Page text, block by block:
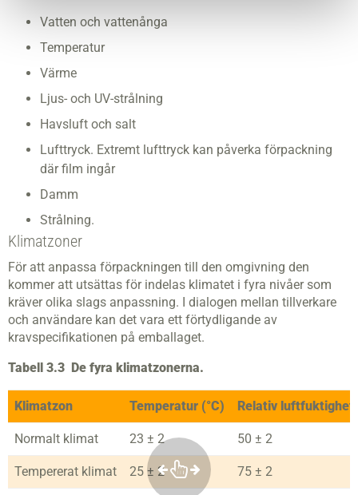
Vatten och vattenånga
Temperatur
Värme
Ljus- och UV-strålning
Havsluft och salt
Lufttryck. Extremt lufttryck kan påverka förpackning
där film ingår
Damm
Strålning.
Klimatzoner
För att anpassa förpackningen till den omgivning den
kommer att utsättas för indelas klimatet i fyra nivåer som
kräver olika slags anpassning. I dialogen mellan tillverkare
och användare kan det vara ett förtydligande av
kravspecifikationen på emballaget.
Tabell 3.3 De fyra klimatzonerna.
Klimatzon Temperatur (°C) Relativ luftfuktighet
Normalt klimat 23 ± 2 50 ± 2
Tempererat klimat 25 ± 2 75 ± 2